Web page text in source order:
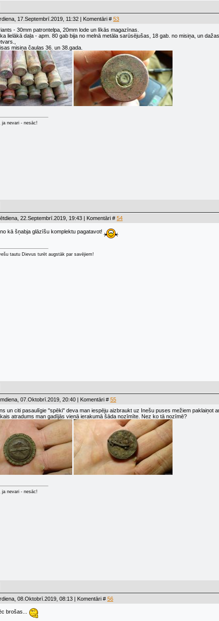
17.Septembrī.2019, 11:32 | Komentāri # 53
- 30mm patrontelpa, 20mm lode un līkās magazīnas.
lielākā daļa - apm. 80 gab bija no melnā metāla sarūsējušas, 18 gab. no misiņa, un
misiņa čaulas 36. un 38.gada.
ja nevari - nesāc!
22.Septembrī.2019, 19:43 | Komentāri # 54
kā šņabja glāzīšu komplektu pagatavot!
tautu Dievus turēt augstāk par savējiem!
07.Oktobrī.2019, 20:40 | Komentāri # 55
un citi pasaulīgie ''spēki'' deva man iespēju aizbraukt uz Inešu puses mežiem paklaiņot
atradums man gadījās vienā ierakumā šāda nozīmīte. Nez ko tā nozīmē?
ja nevari - nesāc!
08.Oktobrī.2019, 08:13 | Komentāri # 56
brošas...